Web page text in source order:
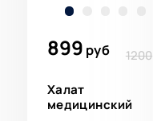
899 руб 1200
Халат
медицинский